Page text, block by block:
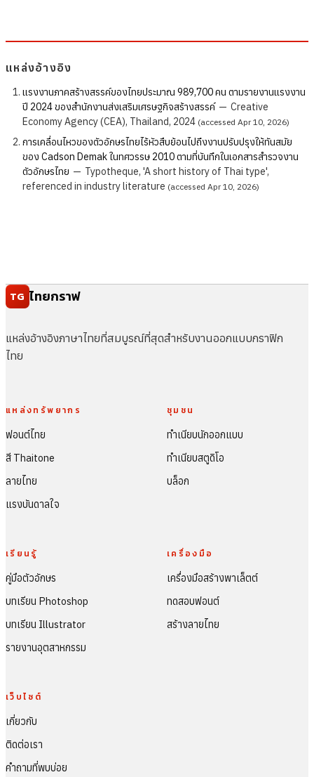
แหล่งอ้างอิง
แรงงานภาคสร้างสรรค์ของไทยประมาณ 989,700 คน ตามรายงานแรงงาน
ปี 2024 ของสำนักงานส่งเสริมเศรษฐกิจสร้างสรรค์ — Creative
Economy Agency (CEA), Thailand, 2024 (accessed Apr 10, 2026)
การเคลื่อนไหวของตัวอักษรไทยไร้หัวสืบย้อนไปถึงงานปรับปรุงให้ทันสมัย
ของ Cadson Demak ในทศวรรษ 2010 ตามที่บันทึกในเอกสารสำรวจงาน
ตัวอักษรไทย — Typotheque, 'A short history of Thai type',
referenced in industry literature (accessed Apr 10, 2026)
TG ไทยกราฟ
แหล่งอ้างอิงภาษาไทยที่สมบูรณ์ที่สุดสำหรับงานออกแบบกราฟิก
ไทย
แหล่งทรัพยากร
ฟอนต์ไทย
สี Thaitone
ลายไทย
แรงบันดาลใจ
ชุมชน
ทำเนียบนักออกแบบ
ทำเนียบสตูดิโอ
บล็อก
เรียนรู้
คู่มือตัวอักษร
บทเรียน Photoshop
บทเรียน Illustrator
รายงานอุตสาหกรรม
เครื่องมือ
เครื่องมือสร้างพาเล็ตต์
ทดสอบฟอนต์
สร้างลายไทย
เว็บไซต์
เกี่ยวกับ
ติดต่อเรา
คำถามที่พบบ่อย